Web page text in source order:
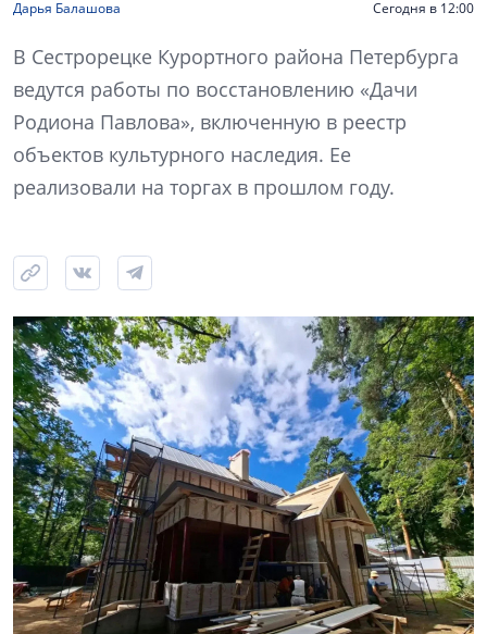
Дарья Балашова Сегодня в 12:00
В Сестрорецке Курортного района Петербурга
ведутся работы по восстановлению «Дачи
Родиона Павлова», включенную в реестр
объектов культурного наследия. Ее
реализовали на торгах в прошлом году.